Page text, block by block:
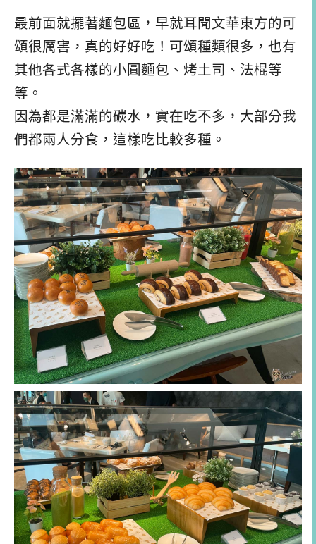
最前面就擺著麵包區，早就耳聞文華東方的可
頌很厲害，真的好好吃！可頌種類很多，也有
其他各式各樣的小圓麵包、烤土司、法棍等
等。
因為都是滿滿的碳水，實在吃不多，大部分我
們都兩人分食，這樣吃比較多種。